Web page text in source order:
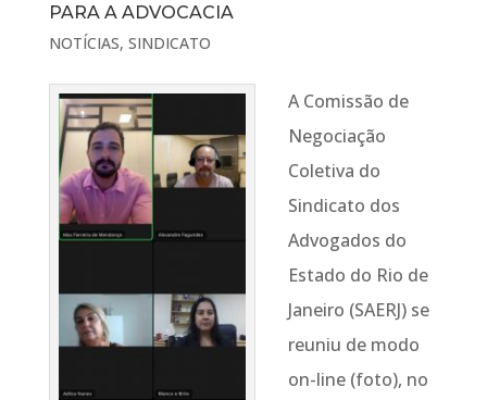
PARA A ADVOCACIA
NOTÍCIAS, SINDICATO
A Comissão de
Negociação
Coletiva do
Sindicato dos
Advogados do
Estado do Rio de
Janeiro (SAERJ) se
reuniu de modo
on-line (foto), no